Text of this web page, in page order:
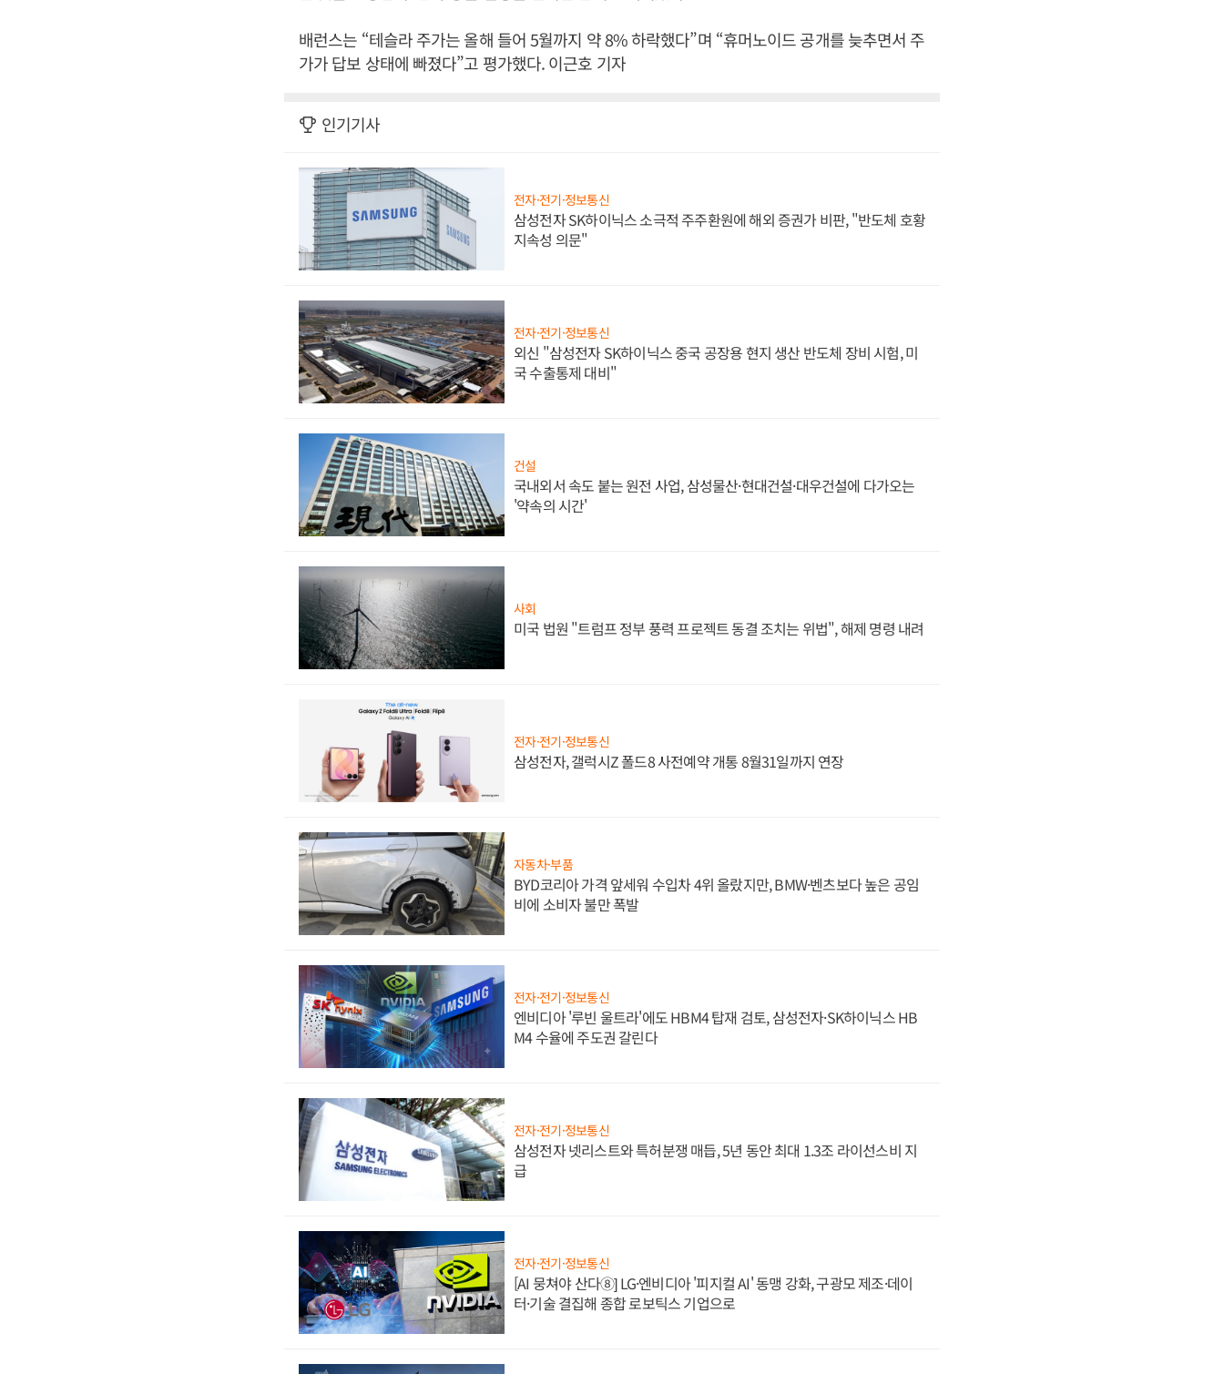
배런스는 “테슬라 주가는 올해 들어 5월까지 약 8% 하락했다”며 “휴머노이드 공개를 늦추면서 주
가가 답보 상태에 빠졌다”고 평가했다. 이근호 기자
인기기사
전자·전기·정보통신
삼성전자 SK하이닉스 소극적 주주환원에 해외 증권가 비판, "반도체 호황
지속성 의문"
전자·전기·정보통신
외신 "삼성전자 SK하이닉스 중국 공장용 현지 생산 반도체 장비 시험, 미
국 수출통제 대비"
건설
국내외서 속도 붙는 원전 사업, 삼성물산·현대건설·대우건설에 다가오는
'약속의 시간'
사회
미국 법원 "트럼프 정부 풍력 프로젝트 동결 조치는 위법", 해제 명령 내려
전자·전기·정보통신
삼성전자, 갤럭시Z 폴드8 사전예약 개통 8월31일까지 연장
자동차·부품
BYD코리아 가격 앞세워 수입차 4위 올랐지만, BMW·벤츠보다 높은 공임
비에 소비자 불만 폭발
전자·전기·정보통신
엔비디아 '루빈 울트라'에도 HBM4 탑재 검토, 삼성전자·SK하이닉스 HB
M4 수율에 주도권 갈린다
전자·전기·정보통신
삼성전자 넷리스트와 특허분쟁 매듭, 5년 동안 최대 1.3조 라이선스비 지
급
전자·전기·정보통신
[AI 뭉쳐야 산다⑧] LG·엔비디아 '피지컬 AI' 동맹 강화, 구광모 제조·데이
터·기술 결집해 종합 로보틱스 기업으로